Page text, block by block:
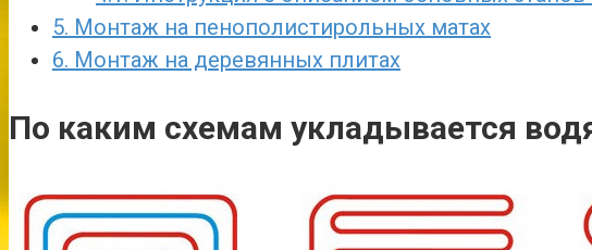
5. Монтаж на пенополистирольных матах
6. Монтаж на деревянных плитах
По каким схемам укладывается